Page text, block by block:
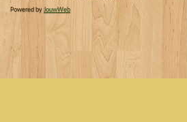
Powered byJouwWeb